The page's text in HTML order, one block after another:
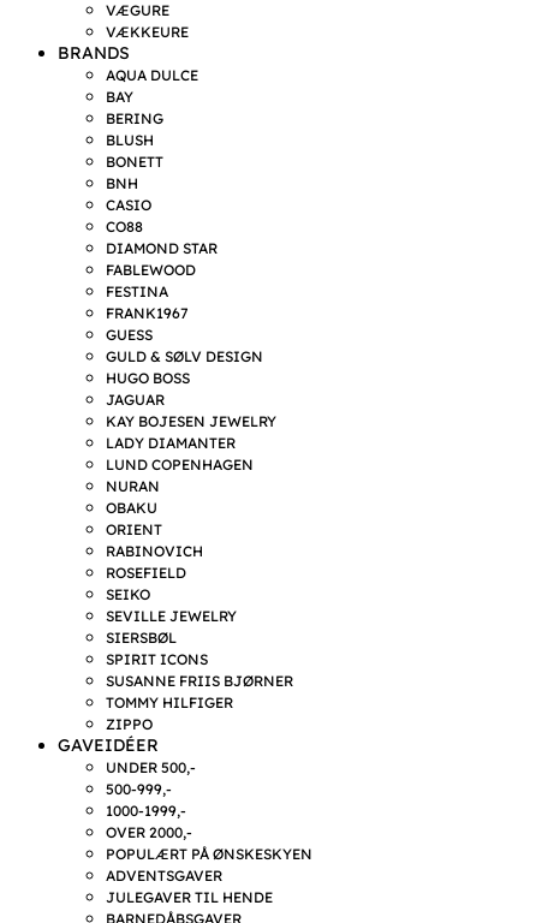
VÆGURE
VÆKKEURE
BRANDS
AQUA DULCE
BAY
BERING
BLUSH
BONETT
BNH
CASIO
CO88
DIAMOND STAR
FABLEWOOD
FESTINA
FRANK1967
GUESS
GULD & SØLV DESIGN
HUGO BOSS
JAGUAR
KAY BOJESEN JEWELRY
LADY DIAMANTER
LUND COPENHAGEN
NURAN
OBAKU
ORIENT
RABINOVICH
ROSEFIELD
SEIKO
SEVILLE JEWELRY
SIERSBØL
SPIRIT ICONS
SUSANNE FRIIS BJØRNER
TOMMY HILFIGER
ZIPPO
GAVEIDÉER
UNDER 500,-
500-999,-
1000-1999,-
OVER 2000,-
POPULÆRT PÅ ØNSKESKYEN
ADVENTSGAVER
JULEGAVER TIL HENDE
BARNEDÅBSGAVER